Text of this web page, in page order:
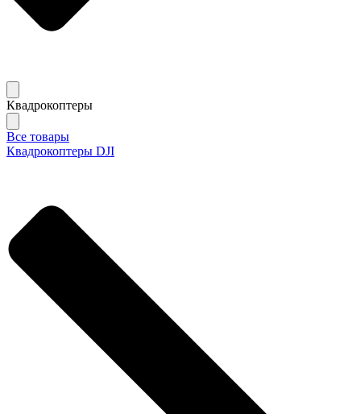
Квадрокоптеры
Все товары
Квадрокоптеры DJI